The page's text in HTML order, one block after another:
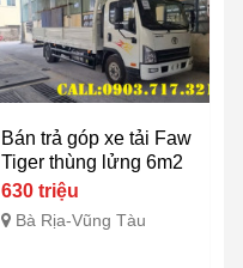
Bán trả góp xe tải Faw
Tiger thùng lửng 6m2
630 triệu
Bà Rịa-Vũng Tàu